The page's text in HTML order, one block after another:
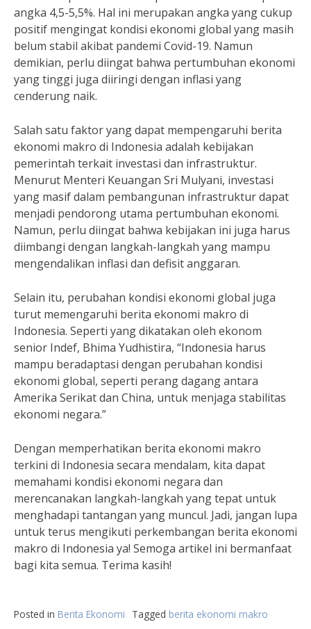
angka 4,5-5,5%. Hal ini merupakan angka yang cukup
positif mengingat kondisi ekonomi global yang masih
belum stabil akibat pandemi Covid-19. Namun
demikian, perlu diingat bahwa pertumbuhan ekonomi
yang tinggi juga diiringi dengan inflasi yang
cenderung naik.
Salah satu faktor yang dapat mempengaruhi berita
ekonomi makro di Indonesia adalah kebijakan
pemerintah terkait investasi dan infrastruktur.
Menurut Menteri Keuangan Sri Mulyani, investasi
yang masif dalam pembangunan infrastruktur dapat
menjadi pendorong utama pertumbuhan ekonomi.
Namun, perlu diingat bahwa kebijakan ini juga harus
diimbangi dengan langkah-langkah yang mampu
mengendalikan inflasi dan defisit anggaran.
Selain itu, perubahan kondisi ekonomi global juga
turut memengaruhi berita ekonomi makro di
Indonesia. Seperti yang dikatakan oleh ekonom
senior Indef, Bhima Yudhistira, “Indonesia harus
mampu beradaptasi dengan perubahan kondisi
ekonomi global, seperti perang dagang antara
Amerika Serikat dan China, untuk menjaga stabilitas
ekonomi negara.”
Dengan memperhatikan berita ekonomi makro
terkini di Indonesia secara mendalam, kita dapat
memahami kondisi ekonomi negara dan
merencanakan langkah-langkah yang tepat untuk
menghadapi tantangan yang muncul. Jadi, jangan lupa
untuk terus mengikuti perkembangan berita ekonomi
makro di Indonesia ya! Semoga artikel ini bermanfaat
bagi kita semua. Terima kasih!
Posted in Berita Ekonomi Tagged berita ekonomi makro